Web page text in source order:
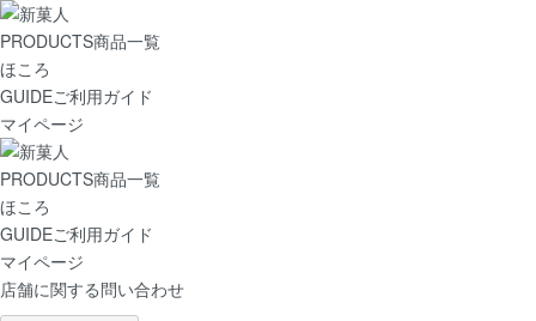
PRODUCTS商品一覧
ほころ
GUIDEご利用ガイド
マイページ
PRODUCTS商品一覧
ほころ
GUIDEご利用ガイド
マイページ
店舗に関する問い合わせ